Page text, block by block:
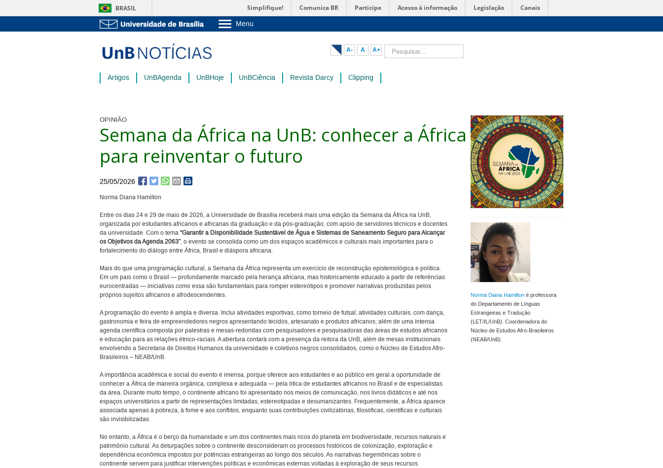
BRASIL Simplifique! Comunica BR Participe Acesso à informação Legislação Canais
Menu
Pós-Graduação
Administração
A- A A+ Pesquisar...
Artigos UnBAgenda UnBHoje UnBCiência Revista Darcy Clipping
OPINIÃO
Norma Diana Hamilton é professora
do Departamento de Línguas
Estrangeiras e Tradução
(LET/IL/UnB). Coordenadora do
Núcleo de Estudos Afro-Brasileiros
(NEAB/UnB).
Semana da África na UnB: conhecer a África
para reinventar o futuro
25/05/2026
Norma Diana Hamilton
Entre os dias 24 e 29 de maio de 2026, a Universidade de Brasília receberá mais uma edição da Semana da África na UnB,
organizada por estudantes africanos e africanas da graduação e da pós-graduação, com apoio de servidores técnicos e docentes
da universidade. Com o tema “Garantir a Disponibilidade Sustentável de Água e Sistemas de Saneamento Seguro para Alcançar
os Objetivos da Agenda 2063”, o evento se consolida como um dos espaços acadêmicos e culturais mais importantes para o
fortalecimento do diálogo entre África, Brasil e diáspora africana.
Mais do que uma programação cultural, a Semana da África representa um exercício de reconstrução epistemológica e política.
Em um país como o Brasil — profundamente marcado pela herança africana, mas historicamente educado a partir de referências
eurocentradas — iniciativas como essa são fundamentais para romper estereótipos e promover narrativas produzidas pelos
próprios sujeitos africanos e afrodescendentes.
A programação do evento é ampla e diversa. Inclui atividades esportivas, como torneio de futsal; atividades culturais, com dança,
gastronomia e feira de empreendedores negros apresentando tecidos, artesanato e produtos africanos; além de uma intensa
agenda científica composta por palestras e mesas-redondas com pesquisadores e pesquisadoras das áreas de estudos africanos
e educação para as relações étnico-raciais. A abertura contará com a presença da reitora da UnB, além de mesas institucionais
envolvendo a Secretaria de Direitos Humanos da universidade e coletivos negros consolidados, como o Núcleo de Estudos Afro-
Brasileiros – NEAB/UnB.
A importância acadêmica e social do evento é imensa, porque oferece aos estudantes e ao público em geral a oportunidade de
conhecer a África de maneira orgânica, complexa e adequada — pela ótica de estudantes africanos no Brasil e de especialistas
da área. Durante muito tempo, o continente africano foi apresentado nos meios de comunicação, nos livros didáticos e até nos
espaços universitários a partir de representações limitadas, estereotipadas e desumanizantes. Frequentemente, a África aparece
associada apenas à pobreza, à fome e aos conflitos, enquanto suas contribuições civilizatórias, filosóficas, científicas e culturais
são invisibilizadas.
No entanto, a África é o berço da humanidade e um dos continentes mais ricos do planeta em biodiversidade, recursos naturais e
patrimônio cultural. As deturpações sobre o continente desconsideram os processos históricos de colonização, exploração e
dependência econômica impostos por potências estrangeiras ao longo dos séculos. As narrativas hegemônicas sobre o
continente servem para justificar intervenções políticas e econômicas externas voltadas à exploração de seus recursos.